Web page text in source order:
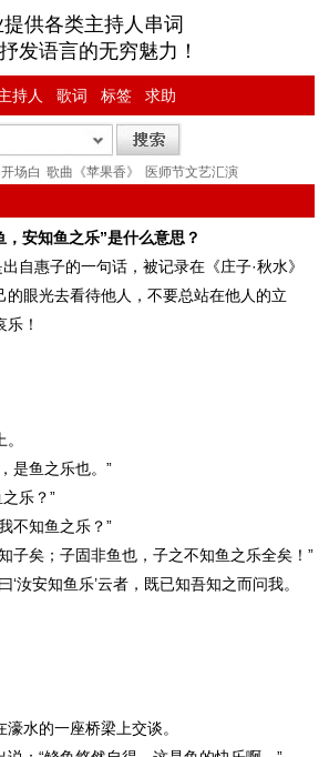
供各类主持人串词
发语言的无穷魅力！
持人 歌词 标签 求助
开场白 歌曲《苹果香》 医师节文艺汇演
，安知鱼之乐”是什么意思？
出自惠子的一句话，被记录在《庄子·秋水》
的眼光去看待他人，不要总站在他人的立
！
是鱼之乐也。”
乐？”
不知鱼之乐？”
子矣；子固非鱼也，子之不知鱼之乐全矣！”
‘汝安知鱼乐’云者，既已知吾知之而问我。
水的一座桥梁上交谈。